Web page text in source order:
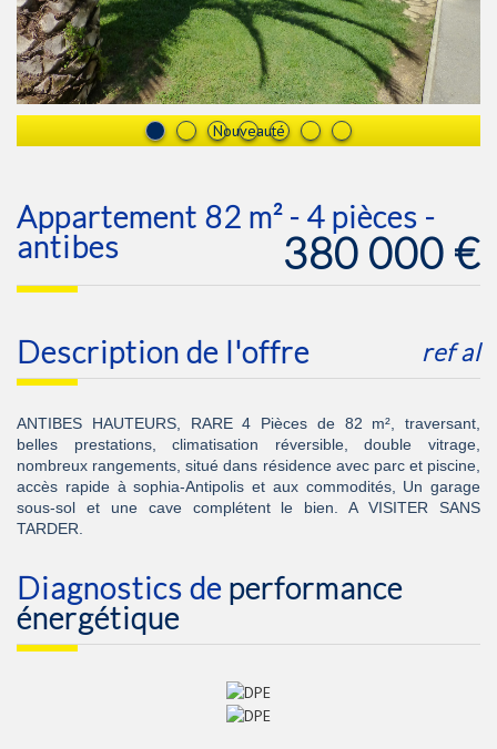
Nouveauté
appartement 82 m² - 4 pièces -
antibes
380 000 €
description de l'offre ref al
ANTIBES HAUTEURS, RARE 4 Pièces de 82 m², traversant,
belles prestations, climatisation réversible, double vitrage,
nombreux rangements, situé dans résidence avec parc et piscine,
accès rapide à sophia-Antipolis et aux commodités, Un garage
sous-sol et une cave complétent le bien. A VISITER SANS
TARDER.
diagnostics de performance
énergétique